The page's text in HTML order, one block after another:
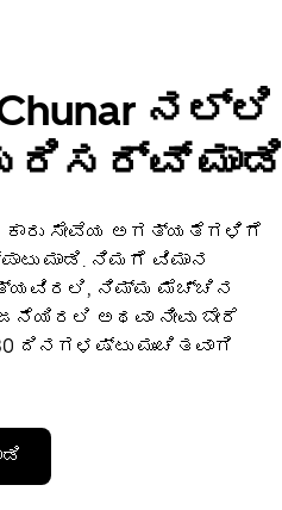
Chunar ನಲ್ಲಿ
ರಿಸರ್ವ್ ಮಾಡಿ
ಸೇವೆಯ ಅಗತ್ಯತೆಗಳಿಗೆ
ಮಾಡಿ. ನಿಮಗೆ ವಿಮಾನ
ನಿಮ್ಮ ಮೆಚ್ಚಿನ
ಅಥವಾ ನೀವು ಬೇರೆ
ದಿನಗಳಷ್ಟು ಮುಂಚಿತವಾಗಿ